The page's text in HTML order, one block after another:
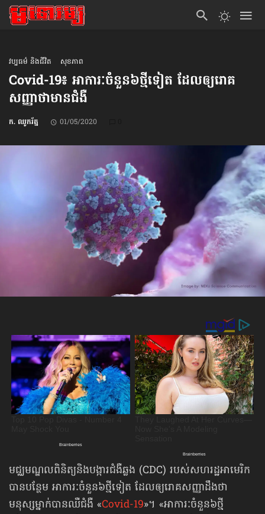
វប្បធម៌ និងជីវិត សុខភាព
Covid-19៖ អាការៈ​ចំនួន៦​ថ្មីទៀត ដែលឲ្យ​រោគ
សញ្ញា​ថា​មានជំងឺ
ក. ឈូករ័ត្ន 01/05/2020
មជ្ឈមណ្ឌលពិនិត្យនិងបង្ការជំងឺឆ្លង (CDC) របស់សហរដ្ឋអាមេរិក
បានបន្ថែម អាការៈ​ចំនួន៦​ថ្មីទៀត ដែលឲ្យរោគសញ្ញាដឹងថា
មនុស្សម្នាក់បានឈឺជំងឺ «Covid-19»។ «អាការៈ​ចំនួន៦​ថ្មី